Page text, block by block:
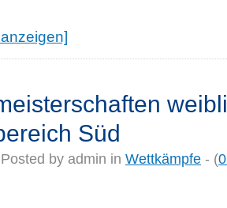
Süd
by admin in Wettkämpfe - (